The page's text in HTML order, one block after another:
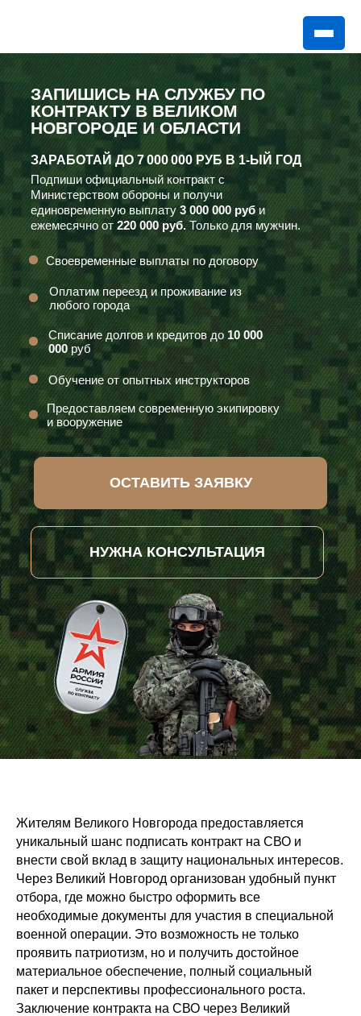
ЗАПИШИСЬ НА СЛУЖБУ ПО
КОНТРАКТУ В ВЕЛИКОМ
НОВГОРОДЕ И ОБЛАСТИ
ЗАРАБОТАЙ ДО 7 000 000 РУБ В 1-ЫЙ ГОД
Подпиши официальный контракт с
Министерством обороны и получи
единовременную выплату 3 000 000 руб и
ежемесячно от 220 000 руб.Только для мужчин.
ОСТАВИТЬ ЗАЯВКУ
НУЖНА КОНСУЛЬТАЦИЯ
Оплатим переезд и проживание из
любого города
Предоставляем современную экипировку
и вооружение
Списание долгов и кредитов до 10 000
000 руб
Обучение от опытных инструкторов
Своевременные выплаты по договору
Жителям Великого Новгорода предоставляется
уникальный шанс подписать контракт на СВО и
внести свой вклад в защиту национальных интересов.
Через Великий Новгород организован удобный пункт
отбора, где можно быстро оформить все
необходимые документы для участия в специальной
военной операции. Это возможность не только
проявить патриотизм, но и получить достойное
материальное обеспечение, полный социальный
пакет и перспективы профессионального роста.
Заключение контракта на СВО через Великий